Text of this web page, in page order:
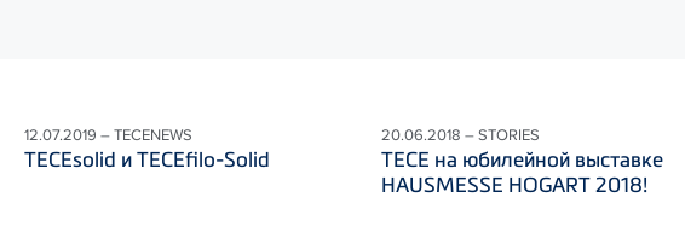
12.07.2019 – TECENEWS
TECEsolid и TECEfilo-Solid
20.06.2018 – STORIES
ТЕСЕ на юбилейной выставке
HAUSMESSE HOGART 2018!